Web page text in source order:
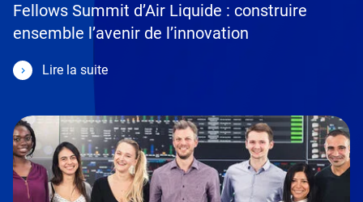
Fellows Summit d’Air Liquide : construire
ensemble l’avenir de l’innovation
Lire la suite